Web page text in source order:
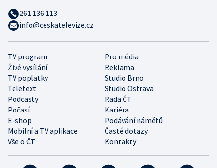
TV program
Pro média
Živé vysílání
Reklama
TV poplatky
Studio Brno
Teletext
Studio Ostrava
Podcasty
Rada ČT
Počasí
Kariéra
E-shop
Podávání námětů
Mobilní a TV aplikace
Časté dotazy
Vše o ČT
Kontakty
261 136 113
info@ceskatelevize.cz